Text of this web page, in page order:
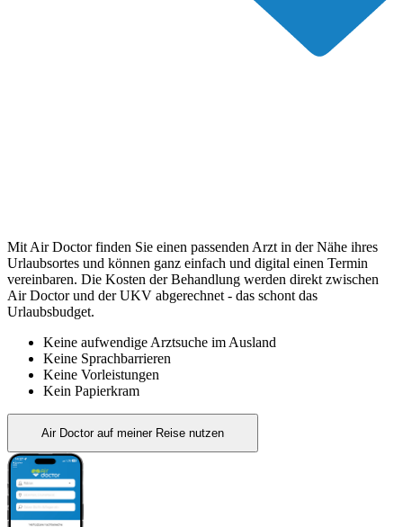
Mit Air Doctor finden Sie einen passenden Arzt in der Nähe ihres
Urlaubsortes und können ganz einfach und digital einen Termin
vereinbaren. Die Kosten der Behandlung werden direkt zwischen
Air Doctor und der UKV abgerechnet - das schont das
Urlaubsbudget.
Keine aufwendige Arztsuche im Ausland
Keine Sprachbarrieren
Keine Vorleistungen
Kein Papierkram
Air Doctor auf meiner Reise nutzen